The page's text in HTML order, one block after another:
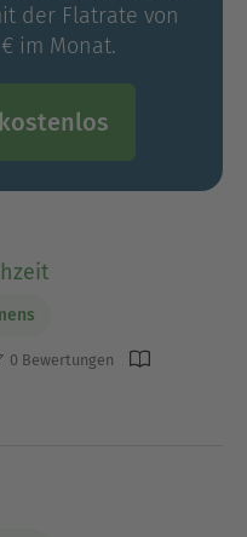
der Flatrate von
€ im Monat.
0 Bewertungen